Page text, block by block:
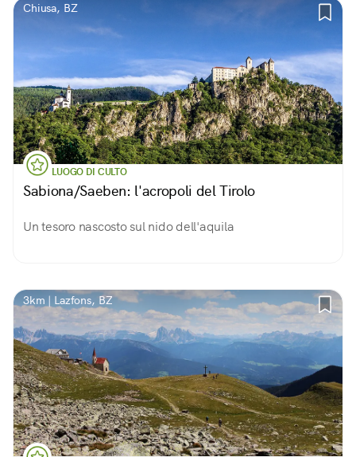
Chiusa, BZ
LUOGO DI CULTO
Sabiona/Saeben: l'acropoli del Tirolo
Un tesoro nascosto sul nido dell'aquila
3km | Lazfons, BZ